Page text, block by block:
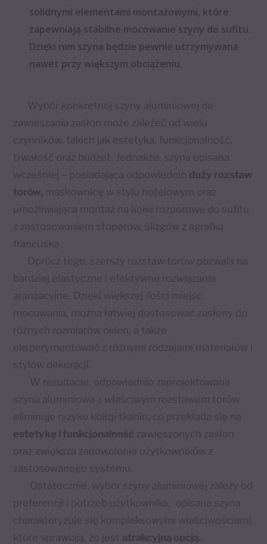
solidnymi elementami montażowymi, które
zapewniają stabilne mocowanie szyny do sufitu.
Dzięki nim szyna będzie pewnie utrzymywana
nawet przy większym obciążeniu.
Wybór konkretnej szyny aluminiowej do
zawieszania zasłon może zależeć od wielu
czynników, takich jak estetyka, funkcjonalność,
trwałość oraz budżet. Jednakże, szyna opisana
wcześniej – posiadająca odpowiednio duży rozstaw
torów, maskownicę w stylu hotelowym oraz
umożliwiająca montaż na kołki rozporowe do sufitu
z zastosowaniem stoperów, ślizgów z agrafką
francuską .
Oprócz tego, szerszy rozstaw torów pozwala na
bardziej elastyczne i efektywne rozwiązania
aranżacyjne. Dzięki większej ilości miejsc
mocowania, można łatwiej dostosować zasłony do
różnych rozmiarów okien, a także
eksperymentować z różnymi rodzajami materiałów i
stylów dekoracji.
W rezultacie, odpowiednio zaprojektowana
szyna aluminiowa z właściwym rozstawem torów
eliminuje ryzyko kolizji tkanin, co przekłada się na
estetykę i funkcjonalność zawieszonych zasłon
oraz zwiększa zadowolenie użytkowników z
zastosowanego systemu.
Ostatecznie, wybór szyny aluminiowej zależy od
preferencji i potrzeb użytkownika, opisana szyna
charakteryzuje się kompleksowymi właściwościami,
które sprawiają, że jest atrakcyjną opcją.